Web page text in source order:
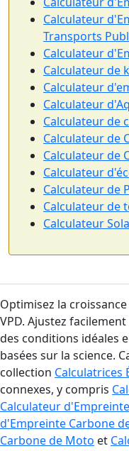
Calculateur
Transports
Calculateur
Calculateur de
Calculateur
Calculateur
Calculateur de
Calculateur de
Calculateur de
Calculateur
Calculateur de
Calculateur de
Calculateur
Optimisez la
VPD. Ajustez
des conditions idéales
basées sur la science.
collection Calculatrices
connexes, y compris
Calculateur
d'Empreinte Carbone
Carbone de Moto et